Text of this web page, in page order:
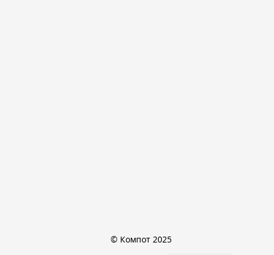
© Компот 2025